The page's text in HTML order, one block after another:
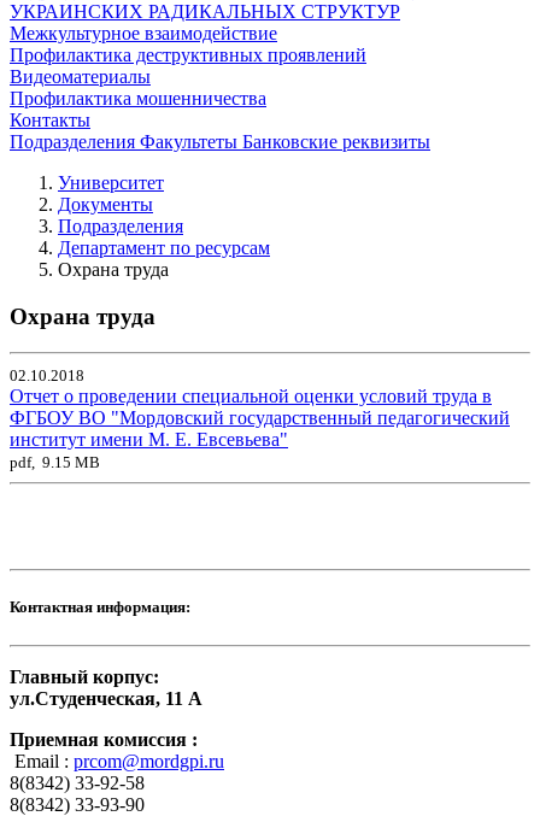
УКРАИНСКИХ РАДИКАЛЬНЫХ СТРУКТУР
Межкультурное взаимодействие
Профилактика деструктивных проявлений
Видеоматериалы
Профилактика мошенничества
Контакты
Подразделения Факультеты Банковские реквизиты
Университет
Документы
Подразделения
Департамент по ресурсам
Охрана труда
Охрана труда
02.10.2018
Отчет о проведении специальной оценки условий труда в
ФГБОУ ВО "Мордовский государственный педагогический
институт имени М. Е. Евсевьева"
pdf, 9.15 MB
Контактная информация:
Главный корпус:
ул.Студенческая, 11 А
Приемная комиссия :
Email : prcom@mordgpi.ru
8(8342) 33-92-58
8(8342) 33-93-90